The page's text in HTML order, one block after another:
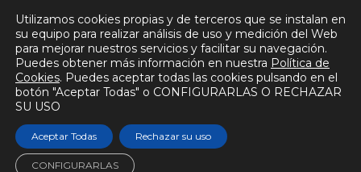
BIOMECÁNICAMENTE
Tiempo de lectura 2 min.
Escuchar audio
Utilizamos cookies propias y de terceros que se instalan en
su equipo para realizar análisis de uso y medición del Web
para mejorar nuestros servicios y facilitar su navegación.
Puedes obtener más información en nuestra Política de
Cookies. Puedes aceptar todas las cookies pulsando en el
botón "Aceptar Todas" o CONFIGURARLAS O RECHAZAR
SU USO
Aceptar Todas Rechazar su uso
CONFIGURARLAS